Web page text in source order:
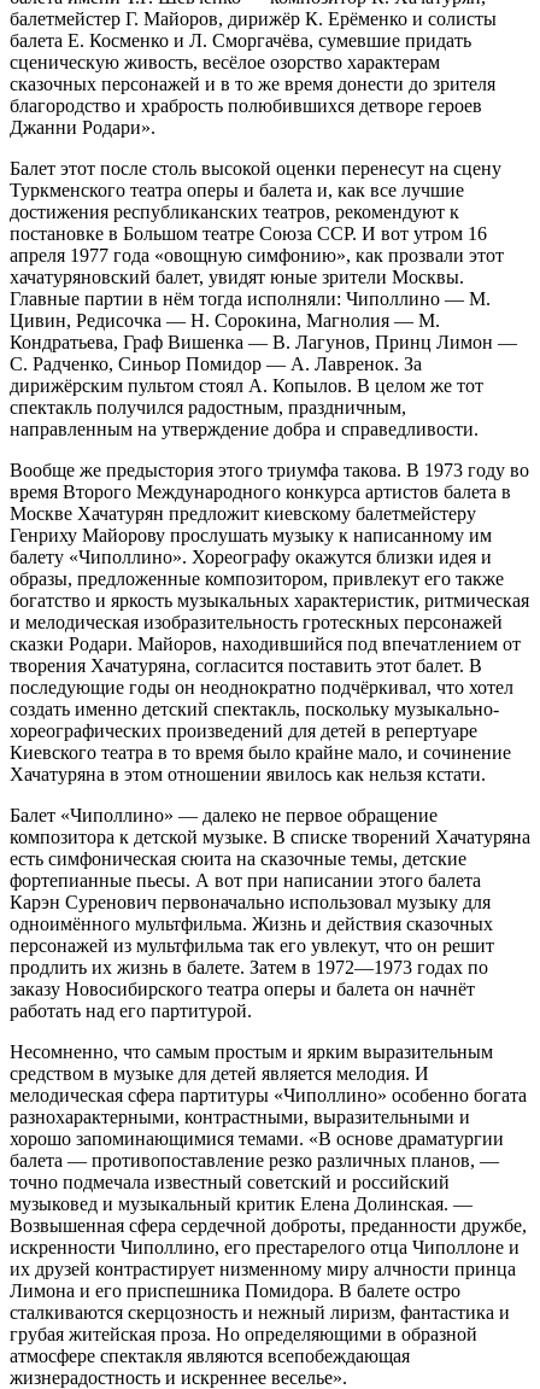
балетмейстер Г. Майоров, дирижёр К. Ерёменко и солисты
балета Е. Косменко и Л. Сморгачёва, сумевшие придать
сценическую живость, весёлое озорство характерам
сказочных персонажей и в то же время донести до зрителя
благородство и храбрость полюбившихся детворе героев
Джанни Родари».
Балет этот после столь высокой оценки перенесут на сцену
Туркменского театра оперы и балета и, как все лучшие
достижения республиканских театров, рекомендуют к
постановке в Большом театре Союза ССР. И вот утром 16
апреля 1977 года «овощную симфонию», как прозвали этот
хачатуряновский балет, увидят юные зрители Москвы.
Главные партии в нём тогда исполняли: Чиполлино — М.
Цивин, Редисочка — Н. Сорокина, Магнолия — М.
Кондратьева, Граф Вишенка — В. Лагунов, Принц Лимон —
С. Радченко, Синьор Помидор — А. Лавренок. За
дирижёрским пультом стоял А. Копылов. В целом же тот
спектакль получился радостным, праздничным,
направленным на утверждение добра и справедливости.
Вообще же предыстория этого триумфа такова. В 1973 году во
время Второго Международного конкурса артистов балета в
Москве Хачатурян предложит киевскому балетмейстеру
Генриху Майорову прослушать музыку к написанному им
балету «Чиполлино». Хореографу окажутся близки идея и
образы, предложенные композитором, привлекут его также
богатство и яркость музыкальных характеристик, ритмическая
и мелодическая изобразительность гротескных персонажей
сказки Родари. Майоров, находившийся под впечатлением от
творения Хачатуряна, согласится поставить этот балет. В
последующие годы он неоднократно подчёркивал, что хотел
создать именно детский спектакль, поскольку музыкально-
хореографических произведений для детей в репертуаре
Киевского театра в то время было крайне мало, и сочинение
Хачатуряна в этом отношении явилось как нельзя кстати.
Балет «Чиполлино» — далеко не первое обращение
композитора к детской музыке. В списке творений Хачатуряна
есть симфоническая сюита на сказочные темы, детские
фортепианные пьесы. А вот при написании этого балета
Карэн Суренович первоначально использовал музыку для
одноимённого мультфильма. Жизнь и действия сказочных
персонажей из мультфильма так его увлекут, что он решит
продлить их жизнь в балете. Затем в 1972—1973 годах по
заказу Новосибирского театра оперы и балета он начнёт
работать над его партитурой.
Несомненно, что самым простым и ярким выразительным
средством в музыке для детей является мелодия. И
мелодическая сфера партитуры «Чиполлино» особенно богата
разнохарактерными, контрастными, выразительными и
хорошо запоминающимися темами. «В основе драматургии
балета — противопоставление резко различных планов, —
точно подмечала известный советский и российский
музыковед и музыкальный критик Елена Долинская. —
Возвышенная сфера сердечной доброты, преданности дружбе,
искренности Чиполлино, его престарелого отца Чиполлоне и
их друзей контрастирует низменному миру алчности принца
Лимона и его приспешника Помидора. В балете остро
сталкиваются скерцозность и нежный лиризм, фантастика и
грубая житейская проза. Но определяющими в образной
атмосфере спектакля являются всепобеждающая
жизнерадостность и искреннее веселье».